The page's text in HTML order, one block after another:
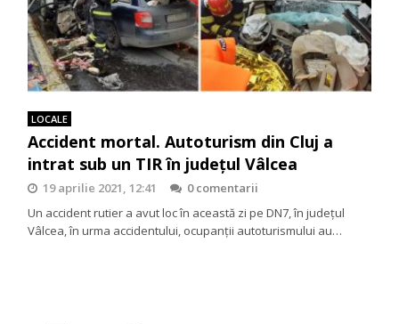
LOCALE
Accident mortal. Autoturism din Cluj a
intrat sub un TIR în județul Vâlcea
19 aprilie 2021, 12:41
0 comentarii
Un accident rutier a avut loc în această zi pe DN7, în județul
Vâlcea, în urma accidentului, ocupanții autoturismului au…